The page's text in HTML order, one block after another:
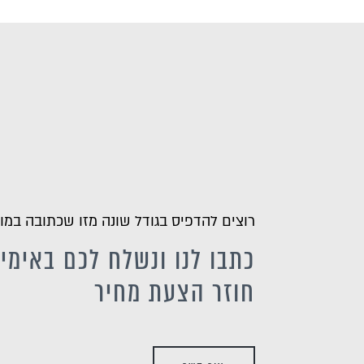
רוצים להדפיס בגודל שונה מזו שכתובה
כתבו לנו ונשלח לכם
חוזר הצעת מחיר